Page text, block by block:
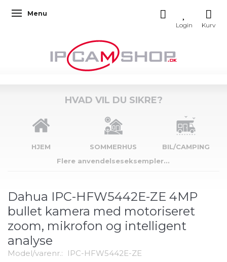
Skifte navigation
Menu
HVAD VIL DU SIKRE?
HJEM SOMMERHUS
BIL/CAMPING
Flere anvendelseseksempler...
Dahua IPC-HFW5442E-ZE 4MP
bullet kamera med motoriseret
zoom, mikrofon og intelligent
analyse
Model/varenr.: IPC-HFW5442E-ZE